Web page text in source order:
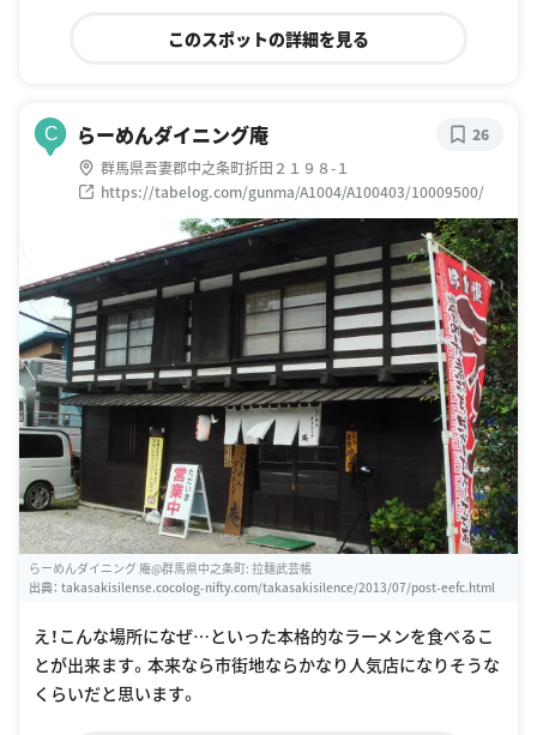
このスポットの詳細を見る
C らーめんダイニング庵
群馬県吾妻郡中之条町折田２１９８-１
https://tabelog.com/gunma/A1004/A100403/10009500/
26
らーめんダイニング 庵@群馬県中之条町: 拉麺武芸帳
出典： takasakisilense.cocolog-nifty.com/takasakisilence/2013/07/post-eefc.html
え！こんな場所になぜ…といった本格的なラーメンを食べるこ
とが出来ます。本来なら市街地ならかなり人気店になりそうな
くらいだと思います。